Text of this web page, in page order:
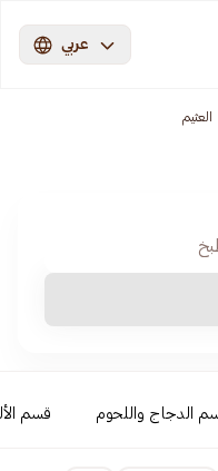
عربي
العثيم
الدجاج واللحوم قسم